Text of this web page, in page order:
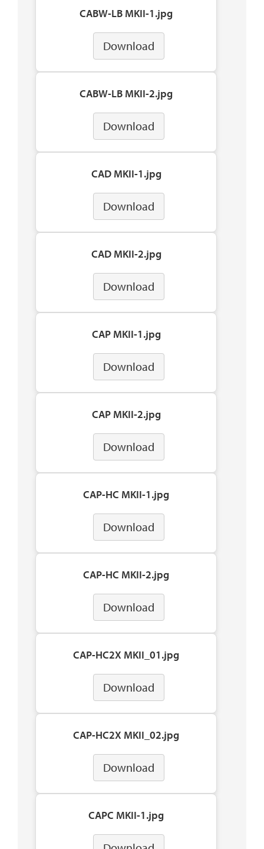
CABW-LB MKII-1.jpg
Download
CABW-LB MKII-2.jpg
Download
CAD MKII-1.jpg
Download
CAD MKII-2.jpg
Download
CAP MKII-1.jpg
Download
CAP MKII-2.jpg
Download
CAP-HC MKII-1.jpg
Download
CAP-HC MKII-2.jpg
Download
CAP-HC2X MKII_01.jpg
Download
CAP-HC2X MKII_02.jpg
Download
CAPC MKII-1.jpg